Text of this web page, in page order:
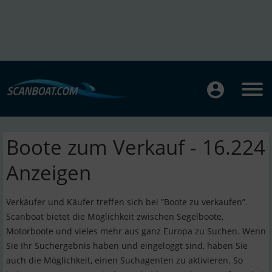
Boote zum Verkauf - 16.224
Anzeigen
Verkäufer und Käufer treffen sich bei ”Boote zu verkaufen”.
Scanboat bietet die Möglichkeit zwischen Segelboote,
Motorboote und vieles mehr aus ganz Europa zu Suchen. Wenn
Sie Ihr Suchergebnis haben und eingeloggt sind, haben Sie
auch die Möglichkeit, einen Suchagenten zu aktivieren. So